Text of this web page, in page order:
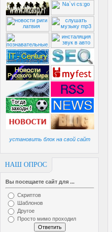
установить блок на свой сайт
НАШ ОПРОС
Вы посещаете сайт для ...
Скриптов
Шаблонов
Другое
Просто мимо проходил